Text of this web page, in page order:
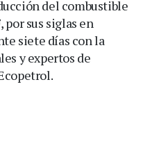
del combustible
por sus siglas en
siete días con la
y expertos de